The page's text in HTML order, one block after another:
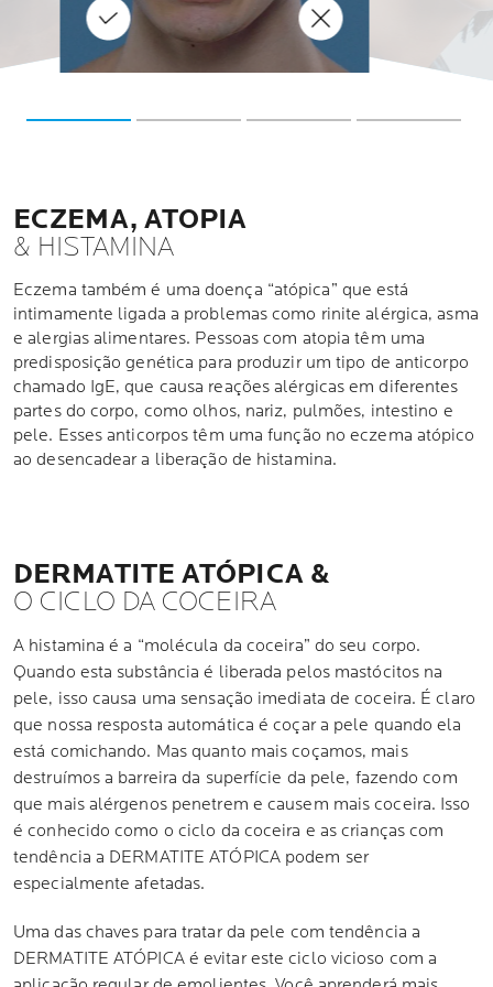
hidratante especial
regularmente com outros
produtos de cuidados com a
pele adequados.
SAIBA MAIS uso do
superfície da pele, ajudando a
noturnas.
SAIBA MAIS
ECZEMA, ATOPIA
& HISTAMINA
Eczema também é uma doença “atópica” que está
intimamente ligada a problemas como rinite alérgica, asma
e alergias alimentares. Pessoas com atopia têm uma
predisposição genética para produzir um tipo de anticorpo
chamado IgE, que causa reações alérgicas em diferentes
partes do corpo, como olhos, nariz, pulmões, intestino e
pele. Esses anticorpos têm uma função no eczema atópico
ao desencadear a liberação de histamina.
DERMATITE ATÓPICA &
O CICLO DA COCEIRA
A histamina é a “molécula da coceira” do seu corpo.
Quando esta substância é liberada pelos mastócitos na
pele, isso causa uma sensação imediata de coceira. É claro
que nossa resposta automática é coçar a pele quando ela
está comichando. Mas quanto mais coçamos, mais
destruímos a barreira da superfície da pele, fazendo com
que mais alérgenos penetrem e causem mais coceira. Isso
é conhecido como o ciclo da coceira e as crianças com
tendência a DERMATITE ATÓPICA podem ser
especialmente afetadas.
Uma das chaves para tratar da pele com tendência a
DERMATITE ATÓPICA é evitar este ciclo vicioso com a